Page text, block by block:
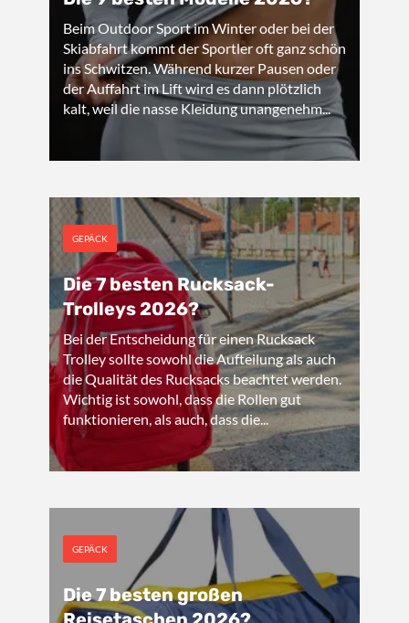
Beim Outdoor Sport im Winter oder bei der
Skiabfahrt kommt der Sportler oft ganz schön
ins Schwitzen. Während kurzer Pausen oder
der Auffahrt im Lift wird es dann plötzlich
kalt, weil die nasse Kleidung unangenehm...
GEPÄCK
Die 7 besten Rucksack-
Trolleys 2026?
Bei der Entscheidung für einen Rucksack
Trolley sollte sowohl die Aufteilung als auch
die Qualität des Rucksacks beachtet werden.
Wichtig ist sowohl, dass die Rollen gut
funktionieren, als auch, dass die...
GEPÄCK
Die 7 besten großen